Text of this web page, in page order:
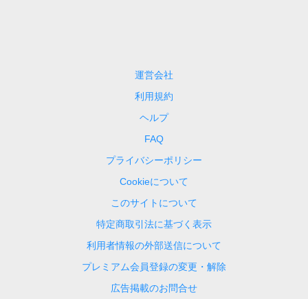
運営会社
利用規約
ヘルプ
FAQ
プライバシーポリシー
Cookieについて
このサイトについて
特定商取引法に基づく表示
利用者情報の外部送信について
プレミアム会員登録の変更・解除
広告掲載のお問合せ